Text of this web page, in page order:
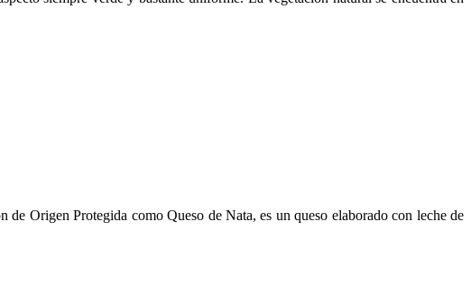
de Origen Protegida como Queso de Nata, es un queso elaborado con leche de